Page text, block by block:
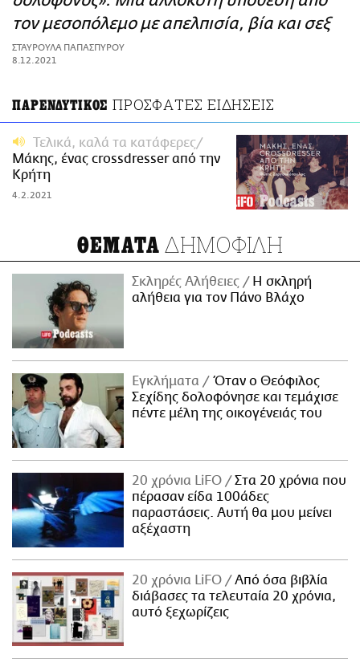
ΑΜΠΑ
PRINT
τον μεσοπόλεμο με απελπισία, βία και σεξ
ΣΤΑΥΡΟΥΛΑ ΠΑΠΑΣΠΥΡΟΥ
8.12.2021
ΠΑΡΕΝΔΥΤΙΚΟΣ ΠΡΟΣΦΑΤΕΣ ΕΙΔΗΣΕΙΣ
Τελικά, καλά τα κατάφερες
Μάκης, ένας crossdresser από την
Κρήτη
4.2.2021
ΘΕΜΑΤΑ ΔΗΜΟΦΙΛΗ
Σκληρές Αλήθειες
H σκληρή
αλήθεια για τον Πάνο Βλάχο
Εγκλήματα
Όταν ο Θεόφιλος
Σεχίδης δολοφόνησε και τεμάχισε
πέντε μέλη της οικογένειάς του
20 χρόνια LiFO
Στα 20 χρόνια που
πέρασαν είδα 100άδες
παραστάσεις. Αυτή θα μου μείνει
αξέχαστη
20 χρόνια LiFO
Από όσα βιβλία
διάβασες τα τελευταία 20 χρόνια,
αυτό ξεχωρίζεις